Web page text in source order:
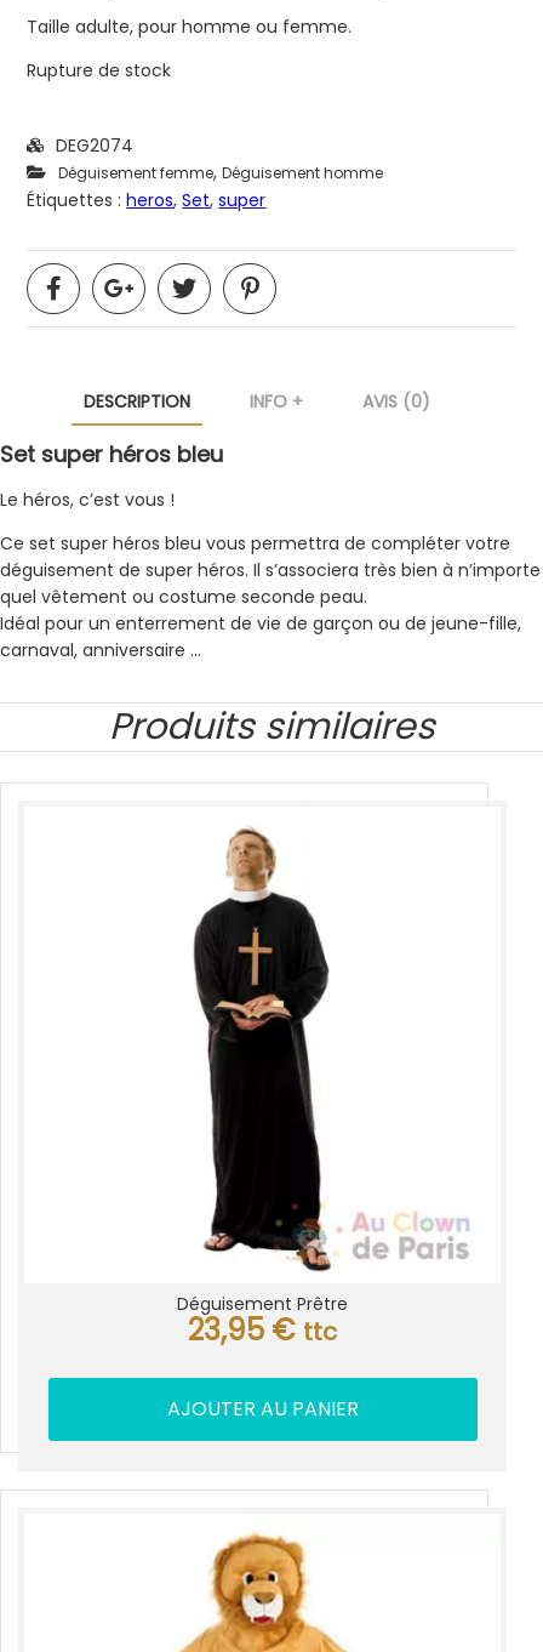
Taille adulte, pour homme ou femme.
Rupture de stock
DEG2074
Déguisement femme,Déguisement homme
Étiquettes :heros,Set,super
DESCRIPTION INFO + AVIS (0)
Set super héros bleu
Le héros, c’est vous !
Ce set super héros bleu vous permettra de compléter votre
déguisement de super héros. Il s’associera très bien à n’importe
quel vêtement ou costume seconde peau.
Idéal pour un enterrement de vie de garçon ou de jeune-fille,
carnaval, anniversaire …
Produits similaires
Déguisement Prêtre
23,95 € ttc
AJOUTER AU PANIER